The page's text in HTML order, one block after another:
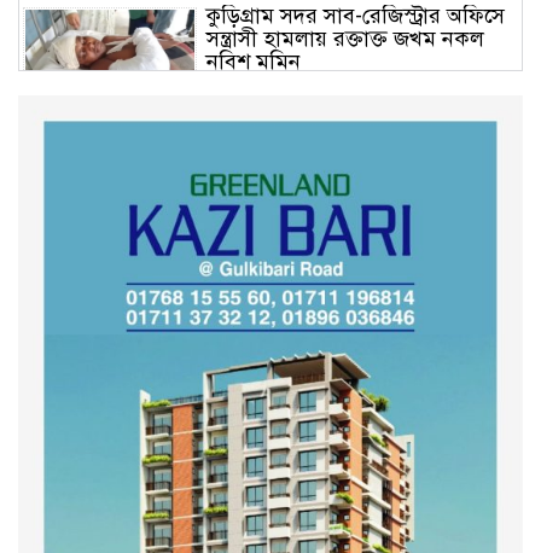
কুড়িগ্রাম সদর সাব-রেজিস্ট্রার অফিসে
সন্ত্রাসী হামলায় রক্তাক্ত জখম নকল
নবিশ মমিন
অনুষ্ঠিত
কুড়িগ্রাম কৃষি বিশ্ববিদ্যালয়ের স্থায়ী
ক্যাম্পাস নির্মাণে ইউজিসির সমন্বয়
সভা অনুষ্ঠিত
শহীদদের অসম্পূর্ণ মিশন সম্পন্ন করে
তবেই আমরা তৃপ্তিভোজন করব-
মুফতি আলী হাসান উসামা
দেশ গড়তে জুলাই জাগরণ’ কর্মসূচির
অংশ হিসেবে এনসিপির জুলাই
পথসভসায়- নাসীরুদ্দীন পাটওয়ারী